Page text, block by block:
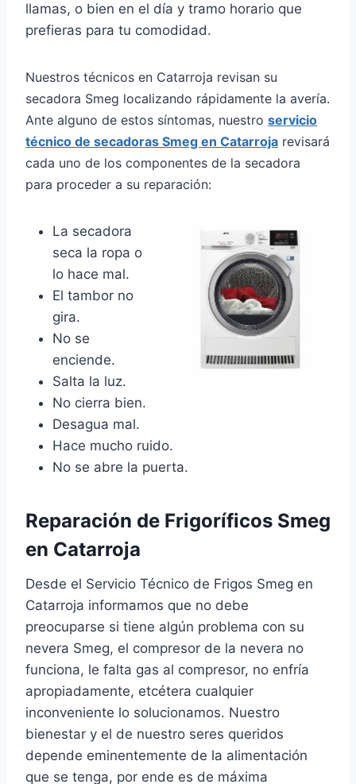
llamas, o bien en el día y tramo horario que
prefieras para tu comodidad.
Nuestros técnicos en Catarroja revisan su
secadora Smeg localizando rápidamente la avería.
Ante alguno de estos síntomas, nuestro servicio
técnico de secadoras Smeg en Catarroja revisará
cada uno de los componentes de la secadora
para proceder a su reparación:
La secadora
seca la ropa o
lo hace mal.
El tambor no
gira.
No se
enciende.
Salta la luz.
No cierra bien.
Desagua mal.
Hace mucho ruido.
No se abre la puerta.
Reparación de Frigoríficos Smeg
en Catarroja
Desde el Servicio Técnico de Frigos Smeg en
Catarroja informamos que no debe
preocuparse si tiene algún problema con su
nevera Smeg, el compresor de la nevera no
funciona, le falta gas al compresor, no enfría
apropiadamente, etcétera cualquier
inconveniente lo solucionamos. Nuestro
bienestar y el de nuestro seres queridos
depende eminentemente de la alimentación
que se tenga, por ende es de máxima